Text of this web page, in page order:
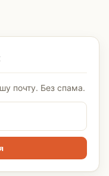
почту. Без спама.